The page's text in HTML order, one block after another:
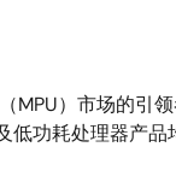
MPU）市场的引
功耗处理器产